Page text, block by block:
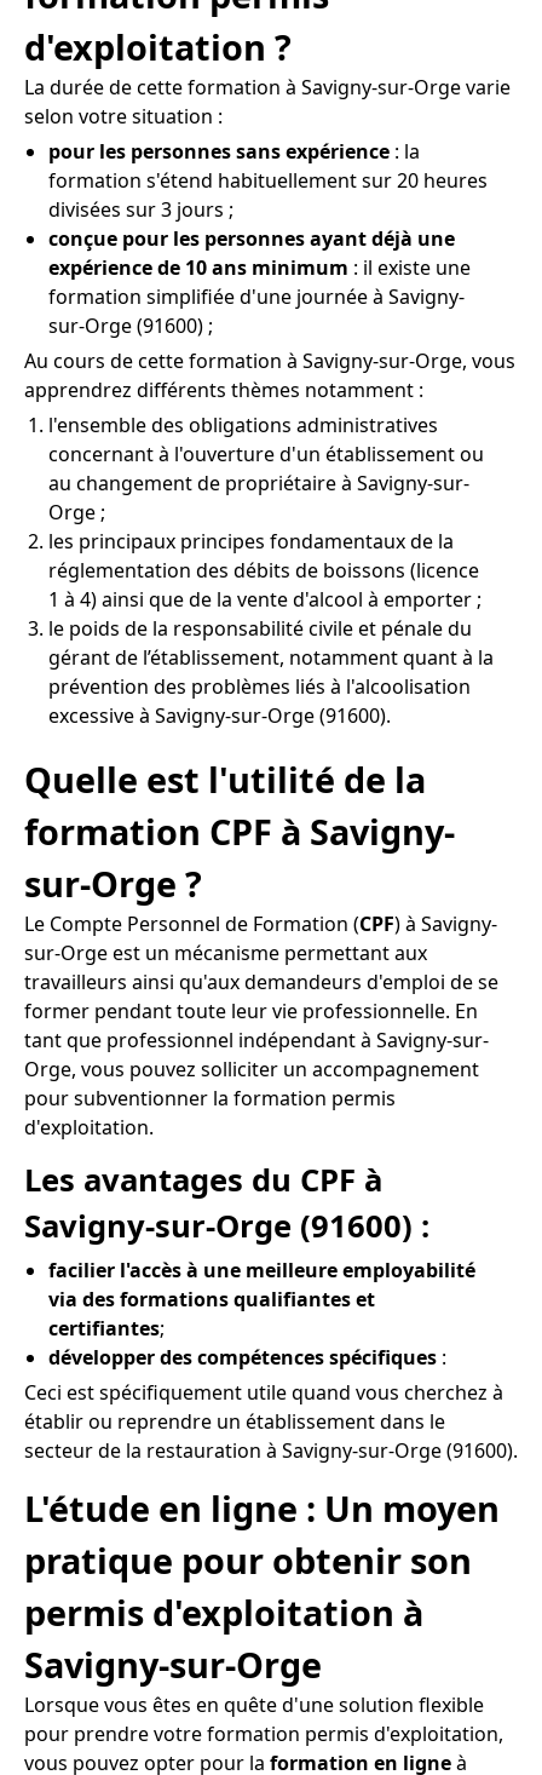
d'exploitation ?
La durée de cette formation à Savigny-sur-Orge varie
selon votre situation :
pour les personnes sans expérience : la
formation s'étend habituellement sur 20 heures
divisées sur 3 jours ;
conçue pour les personnes ayant déjà une
expérience de 10 ans minimum : il existe une
formation simplifiée d'une journée à Savigny-
sur-Orge (91600) ;
Au cours de cette formation à Savigny-sur-Orge, vous
apprendrez différents thèmes notamment :
l'ensemble des obligations administratives
concernant à l'ouverture d'un établissement ou
au changement de propriétaire à Savigny-sur-
Orge ;
les principaux principes fondamentaux de la
réglementation des débits de boissons (licence
1 à 4) ainsi que de la vente d'alcool à emporter ;
le poids de la responsabilité civile et pénale du
gérant de l’établissement, notamment quant à la
prévention des problèmes liés à l'alcoolisation
excessive à Savigny-sur-Orge (91600).
Quelle est l'utilité de la
formation CPF à Savigny-
sur-Orge ?
Le Compte Personnel de Formation (CPF) à Savigny-
sur-Orge est un mécanisme permettant aux
travailleurs ainsi qu'aux demandeurs d'emploi de se
former pendant toute leur vie professionnelle. En
tant que professionnel indépendant à Savigny-sur-
Orge, vous pouvez solliciter un accompagnement
pour subventionner la formation permis
d'exploitation.
Les avantages du CPF à
Savigny-sur-Orge (91600) :
facilier l'accès à une meilleure employabilité
via des formations qualifiantes et
certifiantes;
développer des compétences spécifiques :
Ceci est spécifiquement utile quand vous cherchez à
établir ou reprendre un établissement dans le
secteur de la restauration à Savigny-sur-Orge (91600).
L'étude en ligne : Un moyen
pratique pour obtenir son
permis d'exploitation à
Savigny-sur-Orge
Lorsque vous êtes en quête d'une solution flexible
pour prendre votre formation permis d'exploitation,
vous pouvez opter pour la formation en ligneà